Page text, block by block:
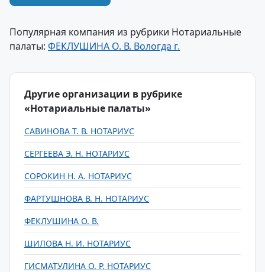
Популярная компания из рубрики Нотариальные
палаты: ФЕКЛУШИНА О. В. Вологда г.
Другие организации в рубрике
«Нотариальные палаты»
САВИНОВА Т. В. НОТАРИУС
СЕРГЕЕВА Э. Н. НОТАРИУС
СОРОКИН Н. А. НОТАРИУС
ФАРТУШНОВА В. Н. НОТАРИУС
ФЕКЛУШИНА О. В.
ШИЛОВА Н. И. НОТАРИУС
ГИСМАТУЛИНА О. Р. НОТАРИУС